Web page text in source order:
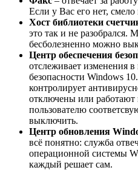
Если у Вас его нет,
Хост библиотеки
это так и не разобрался.
бесболезненно можно
Центр обеспечения
отслеживает изменения
безопасности Windows
контролирует
отключены или работают
пользователю
выключить.
Центр обновления
всё понятно: служба
операционной системы
каждый решает сам.